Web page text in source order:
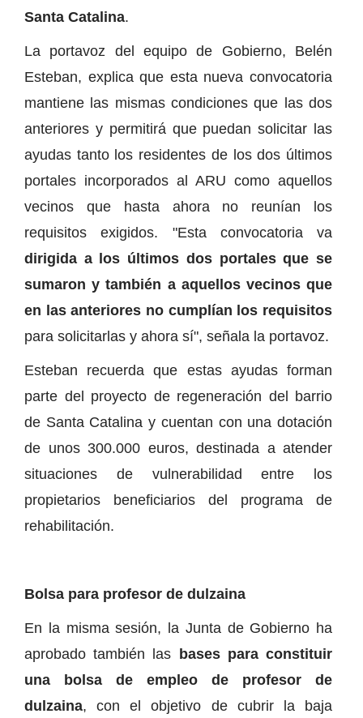
Santa Catalina.
La portavoz del equipo de Gobierno, Belén
Esteban, explica que esta nueva convocatoria
mantiene las mismas condiciones que las dos
anteriores y permitirá que puedan solicitar las
ayudas tanto los residentes de los dos últimos
portales incorporados al ARU como aquellos
vecinos que hasta ahora no reunían los
requisitos exigidos. "Esta convocatoria va
dirigida a los últimos dos portales que se
sumaron y también a aquellos vecinos que
en las anteriores no cumplían los requisitos
para solicitarlas y ahora sí", señala la portavoz.
Esteban recuerda que estas ayudas forman
parte del proyecto de regeneración del barrio
de Santa Catalina y cuentan con una dotación
de unos 300.000 euros, destinada a atender
situaciones de vulnerabilidad entre los
propietarios beneficiarios del programa de
rehabilitación.
Bolsa para profesor de dulzaina
En la misma sesión, la Junta de Gobierno ha
aprobado también las bases para constituir
una bolsa de empleo de profesor de
dulzaina, con el objetivo de cubrir la baja